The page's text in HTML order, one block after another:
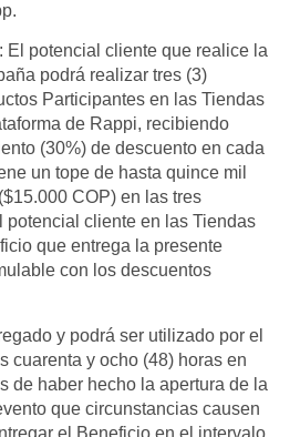
El potencial cliente que realice la
podrá realizar tres (3)
Participantes en las Tiendas
de Rappi, recibiendo
(30%) de descuento en cada
un tope de hasta quince mil
COP) en las tres
potencial cliente en las Tiendas
que entrega la presente
con los descuentos
y podrá ser utilizado por el
cuarenta y ocho (48) horas en
de haber hecho la apertura de la
que circunstancias causen
el Beneficio en el intervalo